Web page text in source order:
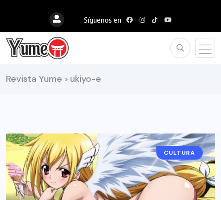
Síguenos en
Revista Yume > ukiyo-e
CULTURA